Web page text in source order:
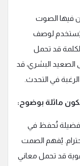
فيها الصوت
يُستخدم لوصف
قد تحمل
الصعيد البشري، قد
في التحدث.
تكون ماثلة بوضوح:
فضيلة تُحفظ في
يُفهم الصمت
قد تحمل معاني